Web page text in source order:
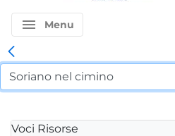
menu Menu
Voci Risorse